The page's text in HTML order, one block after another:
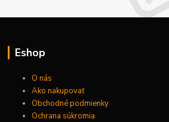
Eshop
O nás
Ako nakupovať
Obchodné podmienky
Ochrana súkromia